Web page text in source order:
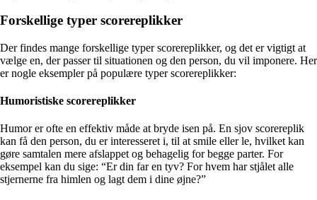
Forskellige typer scorereplikker
Der findes mange forskellige typer scorereplikker, og det er vigtigt at
vælge en, der passer til situationen og den person, du vil imponere. Her
er nogle eksempler på populære typer scorereplikker:
Humoristiske scorereplikker
Humor er ofte en effektiv måde at bryde isen på. En sjov scorereplik
kan få den person, du er interesseret i, til at smile eller le, hvilket kan
gøre samtalen mere afslappet og behagelig for begge parter. For
eksempel kan du sige: “Er din far en tyv? For hvem har stjålet alle
stjernerne fra himlen og lagt dem i dine øjne?”